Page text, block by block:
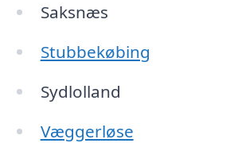
Saksnæs
Stubbekøbing
Sydlolland
Væggerløse